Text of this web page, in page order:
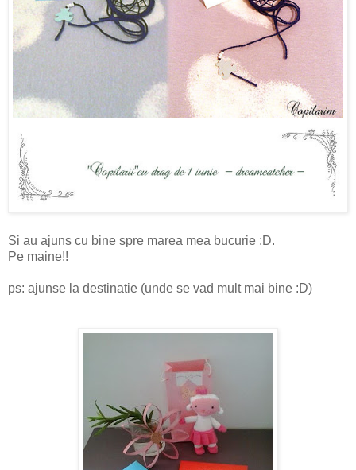
Si au ajuns cu bine spre marea mea bucurie :D.
Pe maine!!
ps: ajunse la destinatie (unde se vad mult mai bine :D)